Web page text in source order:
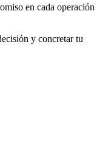
en cada operación
y concretar tu